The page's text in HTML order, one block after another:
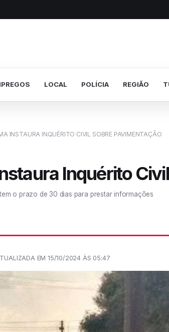
LOCAL POLÍCIA REGIÃO
INSTAURA INQUÉRITO CIVIL SOBRE PAVIMENTAÇÃO
Inquérito
o prazo de 30 dias para prestar informações
EM 15/10/2024 ÀS 05:47